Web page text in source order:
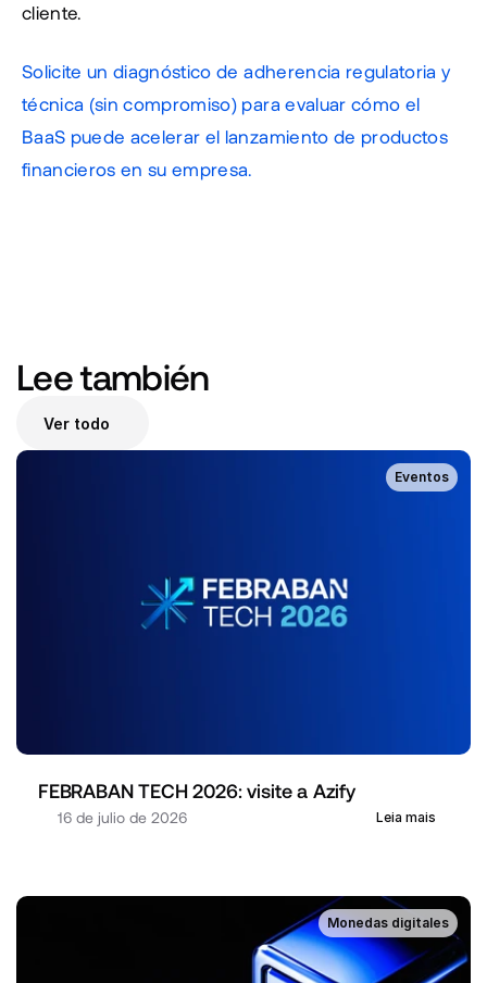
cliente.
Solicite un diagnóstico de adherencia regulatoria y
técnica (sin compromiso) para evaluar cómo el
BaaS puede acelerar el lanzamiento de productos
financieros en su empresa.
Lee también
Ver todo
Eventos
FEBRABAN TECH 2026: visite a Azify
16 de julio de 2026 Leia mais
Monedas digitales